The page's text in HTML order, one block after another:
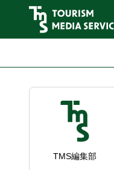
TMS編集部